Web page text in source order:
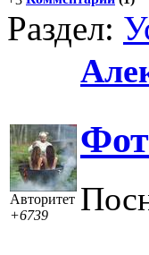
Раздел:
Авторитет
+6739